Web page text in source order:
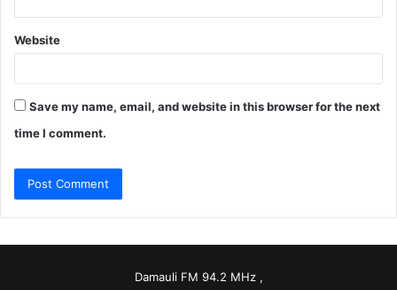
Website
Save my name, email, and website in this browser for the next
time I comment.
Damauli FM 94.2 MHz ,